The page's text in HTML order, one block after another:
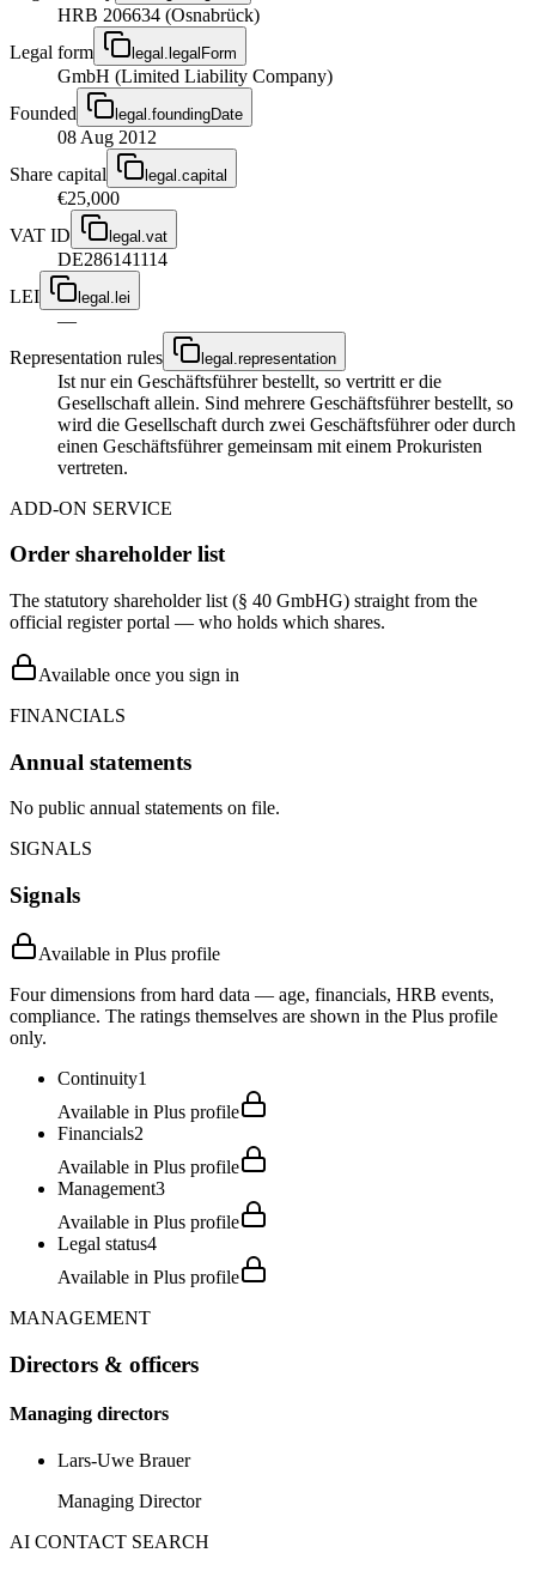
HRB 206634 (Osnabrück)
Legal form
legal.legalForm
GmbH (Limited Liability Company)
Founded
legal.foundingDate
08 Aug 2012
Share capital
legal.capital
€25,000
VAT ID
legal.vat
DE286141114
LEI
legal.lei
—
Representation rules
legal.representation
Ist nur ein Geschäftsführer bestellt, so vertritt er die
Gesellschaft allein. Sind mehrere Geschäftsführer bestellt, so
wird die Gesellschaft durch zwei Geschäftsführer oder durch
einen Geschäftsführer gemeinsam mit einem Prokuristen
vertreten.
ADD-ON SERVICE
Order shareholder list
The statutory shareholder list (§ 40 GmbHG) straight from the
official register portal — who holds which shares.
Available once you sign in
FINANCIALS
Annual statements
No public annual statements on file.
SIGNALS
Signals
Available in Plus profile
Four dimensions from hard data — age, financials, HRB events,
compliance. The ratings themselves are shown in the Plus profile
only.
Continuity1
Available in Plus profile
Financials2
Available in Plus profile
Management3
Available in Plus profile
Legal status4
Available in Plus profile
MANAGEMENT
Directors & officers
Managing directors
Lars-Uwe Brauer
Managing Director
AI CONTACT SEARCH